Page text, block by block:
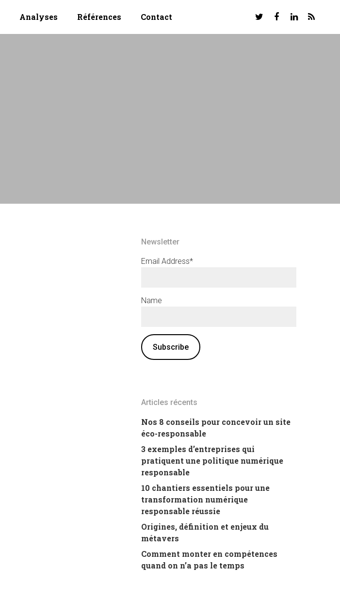
Analyses Références Contact
Newsletter
Email Address*
Name
Articles récents
Nos 8 conseils pour concevoir un site
éco-responsable
3 exemples d’entreprises qui
pratiquent une politique numérique
responsable
10 chantiers essentiels pour une
transformation numérique
responsable réussie
Origines, définition et enjeux du
métavers
Comment monter en compétences
quand on n’a pas le temps